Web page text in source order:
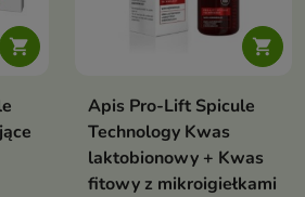
 
Apis Pro-Lift Spicule
Technology Kwas
laktobionowy + Kwas
fitowy z mikroigiełkami